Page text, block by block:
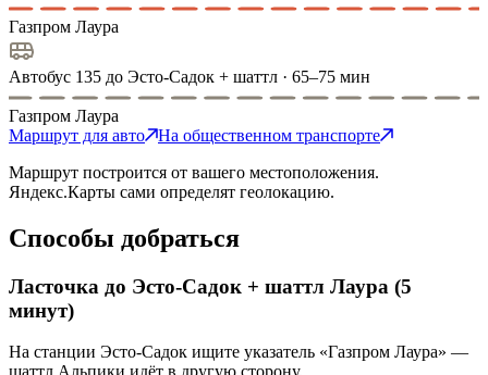
Газпром Лаура
Автобус 135 до Эсто-Садок + шаттл · 65–75 мин
Газпром Лаура
Маршрут для авто
На общественном транспорте
Маршрут построится от вашего местоположения.
Яндекс.Карты сами определят геолокацию.
Способы добраться
Ласточка до Эсто-Садок + шаттл Лаура (5
минут)
На станции Эсто-Садок ищите указатель «Газпром Лаура» —